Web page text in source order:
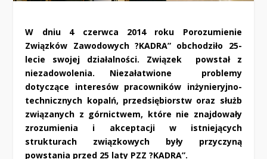
W dniu 4 czerwca 2014 roku Porozumienie
Związków Zawodowych ?KADRA” obchodziło 25-
lecie swojej działalności. Związek powstał z
niezadowolenia. Niezałatwione problemy
dotyczące interesów pracowników inżynieryjno-
technicznych kopalń, przedsiębiorstw oraz służb
związanych z górnictwem, które nie znajdowały
zrozumienia i akceptacji w istniejących
strukturach związkowych były przyczyną
powstania przed 25 laty PZZ ?KADRA”.